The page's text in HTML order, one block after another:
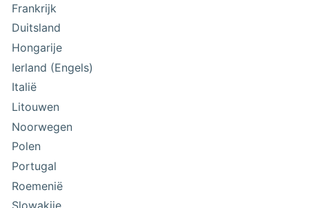
Frankrijk
Duitsland
Hongarije
Ierland (Engels)
Italië
Litouwen
Noorwegen
Polen
Portugal
Roemenië